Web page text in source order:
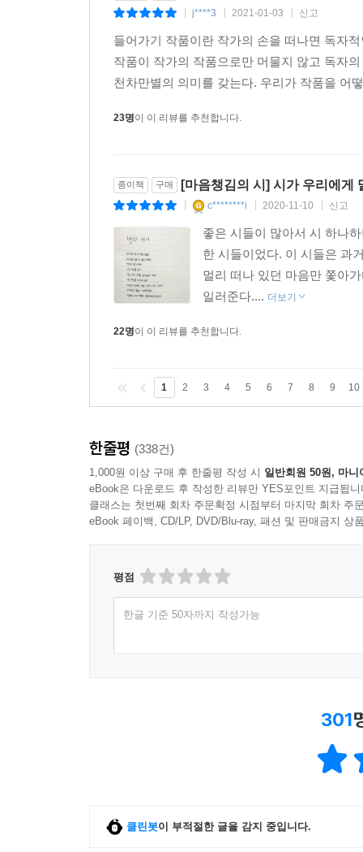
j****3 2021-01-03 신고
들어가기 작품이란 작가의 손을 떠나면 독자
작품이 작가의 작품으로만 머물지 않고 독자
천차만별의 의미를 갖는다. 우리가 작품을 어
23명이 이 리뷰를 추천합니다.
종이책 구매 [마음챙김의 시] 시가 우리에게
c********i 2020-11-10 신고
좋은 시들이 많아서 시 하나
한 시들이었다. 이 시들은 과
멀리 떠나 있던 마음만 쫓아
일러준다.... 더보기
22명이 이 리뷰를 추천합니다.
1 2 3 4 5 6 7 8 9 10
한줄평 (338건)
1,000원 이상 구매 후 한줄평 작성 시 일반회원 50원, 마니
eBook은 다운로드 후 작성한 리뷰만 YES포인트 지급됩니
클래스는 첫번째 회차 주문확정 시점부터 마지막 회차 주
eBook 페이백, CD/LP, DVD/Blu-ray, 패션 및 판매금지 상
평점
한글 기준 50자까지 작성가능
301
클린봇이 부적절한 글을 감지 중입니다.